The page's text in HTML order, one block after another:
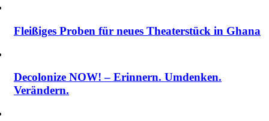
Fleißiges Proben für neues Theaterstück in Ghana
Decolonize NOW! – Erinnern. Umdenken.
Verändern.